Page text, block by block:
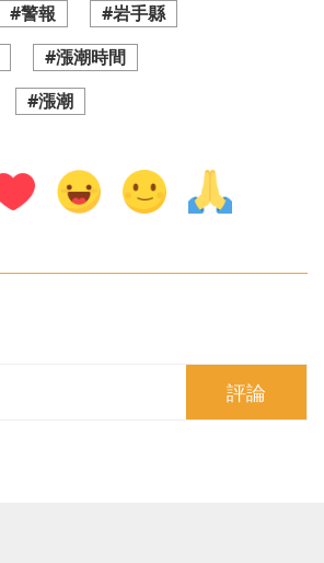
#警報
#岩手縣
#漲潮時間
#漲潮
評論